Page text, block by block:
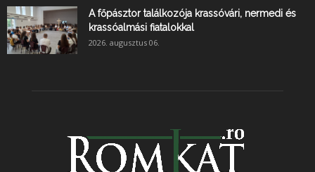
A főpásztor találkozója krassóvári, nermedi és
krassóalmási fiatalokkal
2026. augusztus 06.